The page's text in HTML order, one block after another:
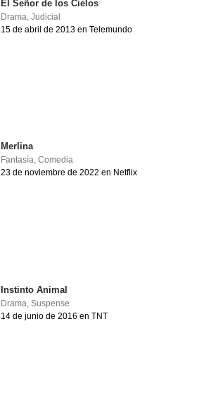
El Señor de los Cielos
Drama,Judicial
15 de abril de 2013 en Telemundo
Merlina
Fantasía,Comedia
23 de noviembre de 2022 en Netflix
Instinto Animal
Drama ,Suspense
14 de junio de 2016 en TNT